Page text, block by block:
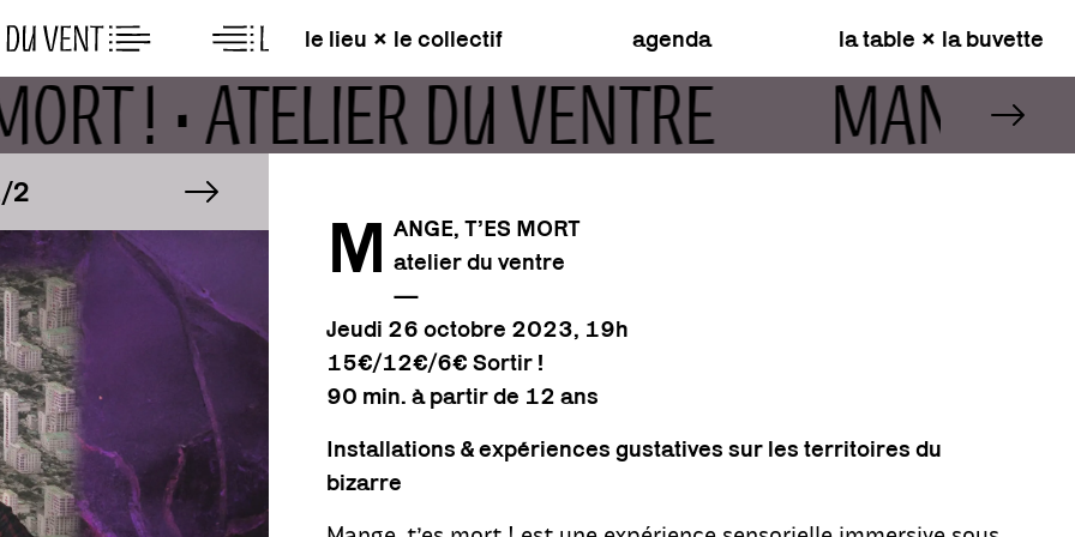
le lieu × le collectif agenda la table × la buvette
! • ATELIER DU VENTRE MANGE,
M ANGE, T’ES MORT
atelier du ventre
—
Jeudi 26 octobre 2023, 19h
15€/12€/6€ Sortir !
90 min. à partir de 12 ans
Installations & expériences gustatives sur les territoires du
bizarre
IMAGE
1/2